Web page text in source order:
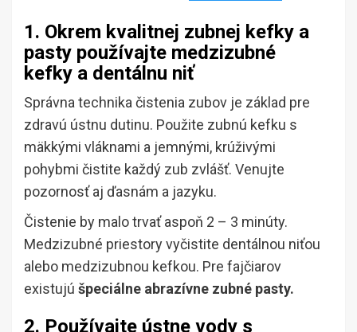
1. Okrem kvalitnej zubnej kefky a
pasty používajte medzizubné
kefky a dentálnu niť
Správna technika čistenia zubov je základ pre
zdravú ústnu dutinu. Použite zubnú kefku s
mäkkými vláknami a jemnými, krúživými
pohybmi čistite každý zub zvlášť. Venujte
pozornosť aj ďasnám a jazyku.
Čistenie by malo trvať aspoň 2 – 3 minúty.
Medzizubné priestory vyčistite dentálnou niťou
alebo medzizubnou kefkou. Pre fajčiarov
existujú špeciálne abrazívne zubné pasty.
2. Používajte ústne vody s